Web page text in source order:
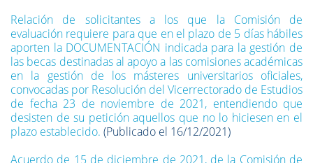
Relación de solicitantes a los que la Comisión de
evaluación requiere para que en el plazo de 5 días hábiles
aporten la DOCUMENTACIÓN indicada para la gestión de
las becas destinadas al apoyo a las comisiones académicas
en la gestión de los másteres universitarios oficiales,
convocadas por Resolución del Vicerrectorado de Estudios
de fecha 23 de noviembre de 2021, entendiendo que
desisten de su petición aquellos que no lo hiciesen en el
plazo establecido. (Publicado el 16/12/2021)
Acuerdo de 15 de diciembre de 2021, de la Comisión de